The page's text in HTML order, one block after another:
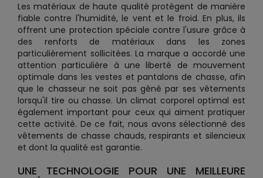
Les matériaux de haute qualité protègent de manière
fiable contre l'humidité, le vent et le froid. En plus, ils
offrent une protection spéciale contre l'usure grâce à
des renforts de matériaux dans les zones
particulièrement sollicitées. La marque a accordé une
attention particulière à une liberté de mouvement
optimale dans les vestes et pantalons de chasse, afin
que le chasseur ne soit pas gêné par ses vêtements
lorsqu'il tire ou chasse. Un climat corporel optimal est
également important pour ceux qui aiment pratiquer
cette activité. De ce fait, nous avons sélectionné des
vêtements de chasse chauds, respirants et silencieux
et dont la qualité est garantie.
UNE TECHNOLOGIE POUR UNE MEILLEURE